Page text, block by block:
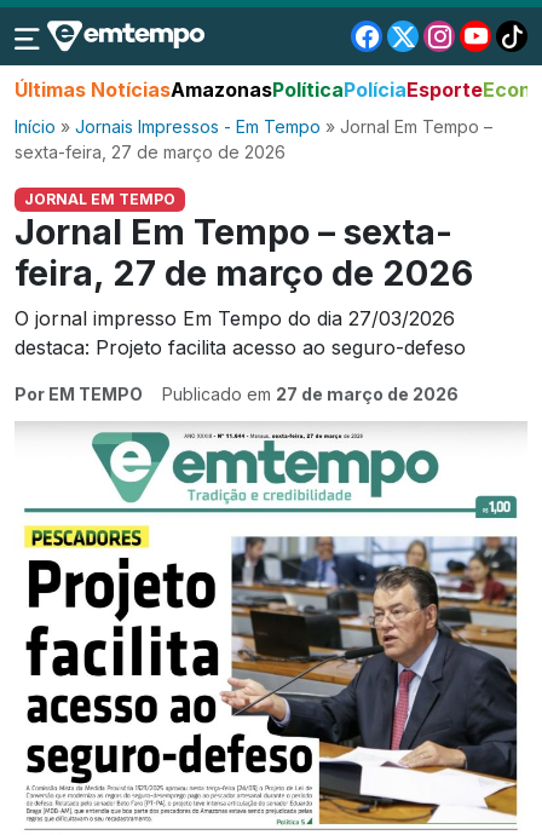
Últimas NotíciasAmazonasPolíticaPolíciaEsporte
Início » Jornais Impressos - Em Tempo » Jornal Em Tempo –
sexta-feira, 27 de março de 2026
JORNAL EM TEMPO
Jornal Em Tempo – sexta-
feira, 27 de março de 2026
O jornal impresso Em Tempo do dia 27/03/2026
destaca: Projeto facilita acesso ao seguro-defeso
Por EM TEMPO Publicado em 27 de março de 2026